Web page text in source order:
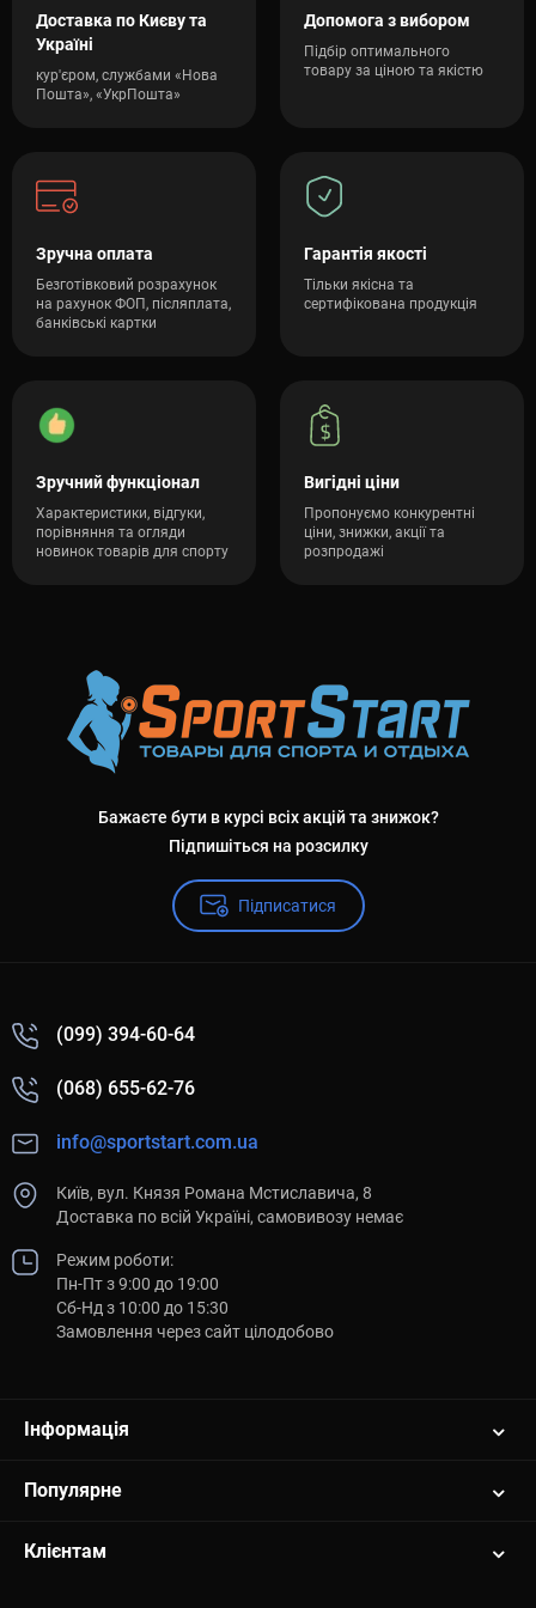
Доставка по Києву та
Україні
кур'єром, службами «Нова
Пошта», «УкрПошта»
Допомога з вибором
Підбір оптимального
товару за ціною та якістю
Зручна оплата
Безготівковий розрахунок
на рахунок ФОП, післяплата,
банківські картки
Гарантія якості
Тільки якісна та
сертифікована продукція
Зручний функціонал
Характеристики, відгуки,
порівняння та огляди
новинок товарів для спорту
Вигідні ціни
Пропонуємо конкурентні
ціни, знижки, акції та
розпродажі
Бажаєте бути в курсі всіх акцій та знижок?
Підпишіться на розсилку
Підписатися
(099) 394-60-64
(068) 655-62-76
info@sportstart.com.ua
Київ, вул. Князя Романа Мстиславича, 8
Доставка по всій Україні, самовивозу немає
Режим роботи:
Пн-Пт з 9:00 до 19:00
Сб-Нд з 10:00 до 15:30
Замовлення через сайт цілодобово
Інформація
Популярне
Клієнтам